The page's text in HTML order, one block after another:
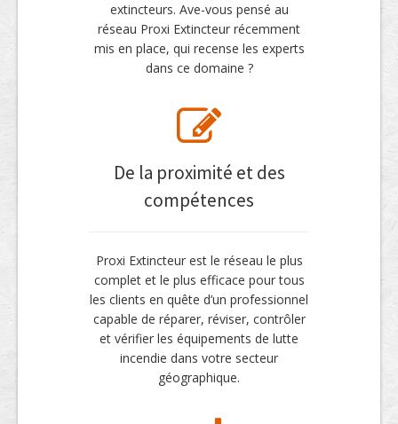
extincteurs. Ave-vous pensé au
réseau Proxi Extincteur récemment
mis en place, qui recense les experts
dans ce domaine ?
De la proximité et des
compétences
Proxi Extincteur est le réseau le plus
complet et le plus efficace pour tous
les clients en quête d’un professionnel
capable de réparer, réviser, contrôler
et vérifier les équipements de lutte
incendie dans votre secteur
géographique.